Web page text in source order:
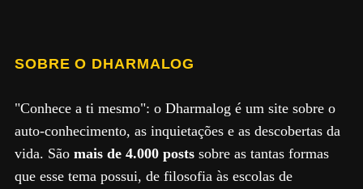
SOBRE O DHARMALOG
"Conhece a ti mesmo": o Dharmalog é um site sobre o
auto-conhecimento, as inquietações e as descobertas da
vida. São mais de 4.000 postssobre as tantas formas
que esse tema possui, de filosofia às escolas de